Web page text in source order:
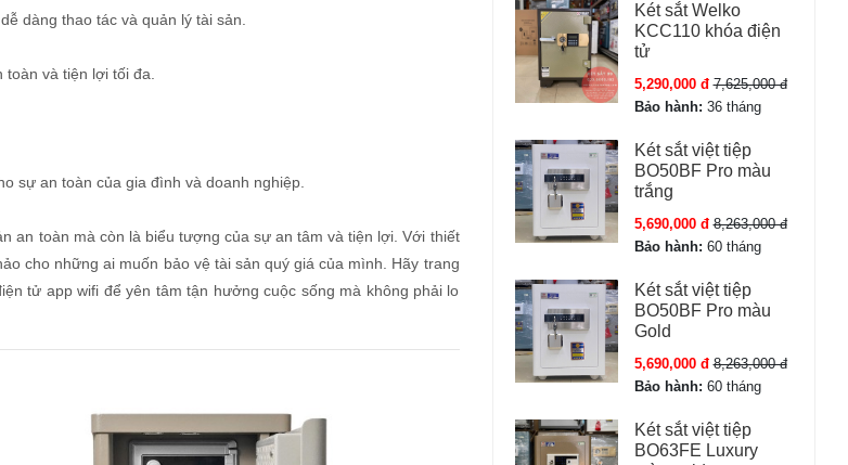
dàng thao tác và quản lý tài sản.
và tiện lợi tối đa.
sự an toàn của gia đình và doanh nghiệp.
an toàn mà còn là biểu tượng của sự an tâm và tiện lợi. Với thiết
cho những ai muốn bảo vệ tài sản quý giá của mình. Hãy trang
tử app wifi để yên tâm tận hưởng cuộc sống mà không phải lo
Két sắt Welko
KCC110 khóa điện
tử
5,290,000 đ 7,625,000 đ
Bảo hành: 36 tháng
Két sắt việt tiệp
BO50BF Pro màu
trắng
5,690,000 đ 8,263,000 đ
Bảo hành: 60 tháng
Két sắt việt tiệp
BO50BF Pro màu
Gold
5,690,000 đ 8,263,000 đ
Bảo hành: 60 tháng
Két sắt việt tiệp
BO63FE Luxury